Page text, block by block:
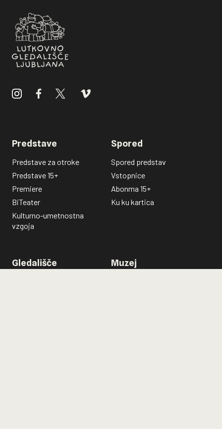
Predstave
Predstave za otroke
Predstave 15+
Premiere
BiTeater
Kulturno-umetnostna
vzgoja
Spored
Spored predstav
Vstopnice
Abonma 15+
Ku ku kartica
Gledališče Muzej